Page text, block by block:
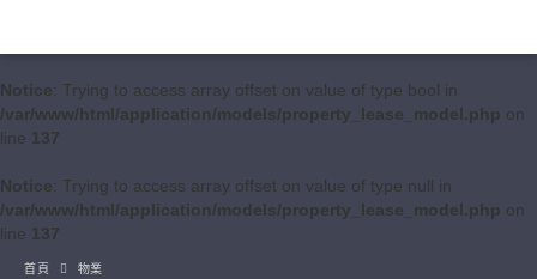
Notice: Trying to access array offset on value of type bool in
/var/www/html/application/models/property_lease_model.php on
line 137
Notice: Trying to access array offset on value of type null in
/var/www/html/application/models/property_lease_model.php on
line 137
首頁 物業